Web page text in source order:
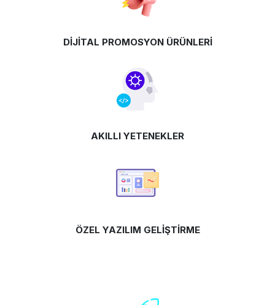
DİJİTAL PROMOSYON ÜRÜNLERİ
AKILLI YETENEKLER
ÖZEL YAZILIM GELİŞTİRME